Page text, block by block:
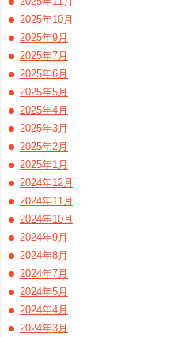
2025年10月
2025年9月
2025年7月
2025年6月
2025年5月
2025年4月
2025年3月
2025年2月
2025年1月
2024年12月
2024年11月
2024年10月
2024年9月
2024年8月
2024年7月
2024年5月
2024年4月
2024年3月